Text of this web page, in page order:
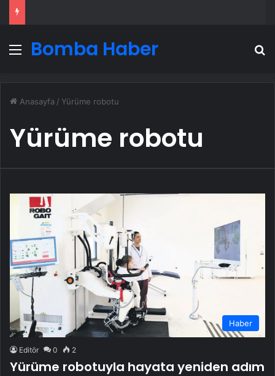
Menü
Bomba Haber
Anasayfa / Yürüme robotu
Yürüme robotu
Haber
Editör 0 2
Yürüme robotuyla hayata yeniden adım